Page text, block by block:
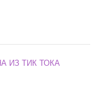
ИЗ ТИК ТОКА